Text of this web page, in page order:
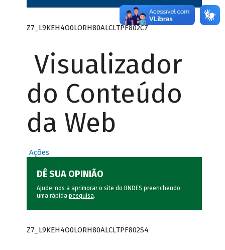
Z7_L9KEH4O0LORH80ALCLTPF802C7
Visualizador
do Conteúdo
da Web
Ações
DÊ SUA OPINIÃO
Ajude-nos a aprimorar o site do BNDES preenchendo
uma rápida pesquisa.
Z7_L9KEH4O0LORH80ALCLTPF802S4